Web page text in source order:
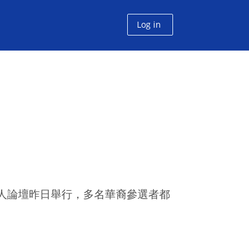
Log in
論壇昨日舉行，多名華裔參選者都